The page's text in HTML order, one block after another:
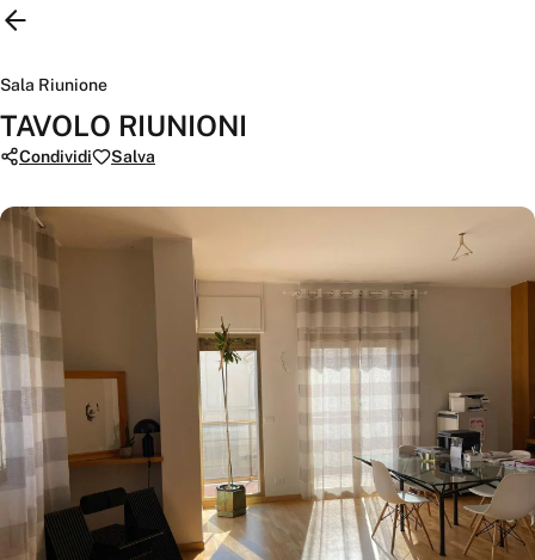
Sala Riunione
TAVOLO RIUNIONI
Condividi Salva